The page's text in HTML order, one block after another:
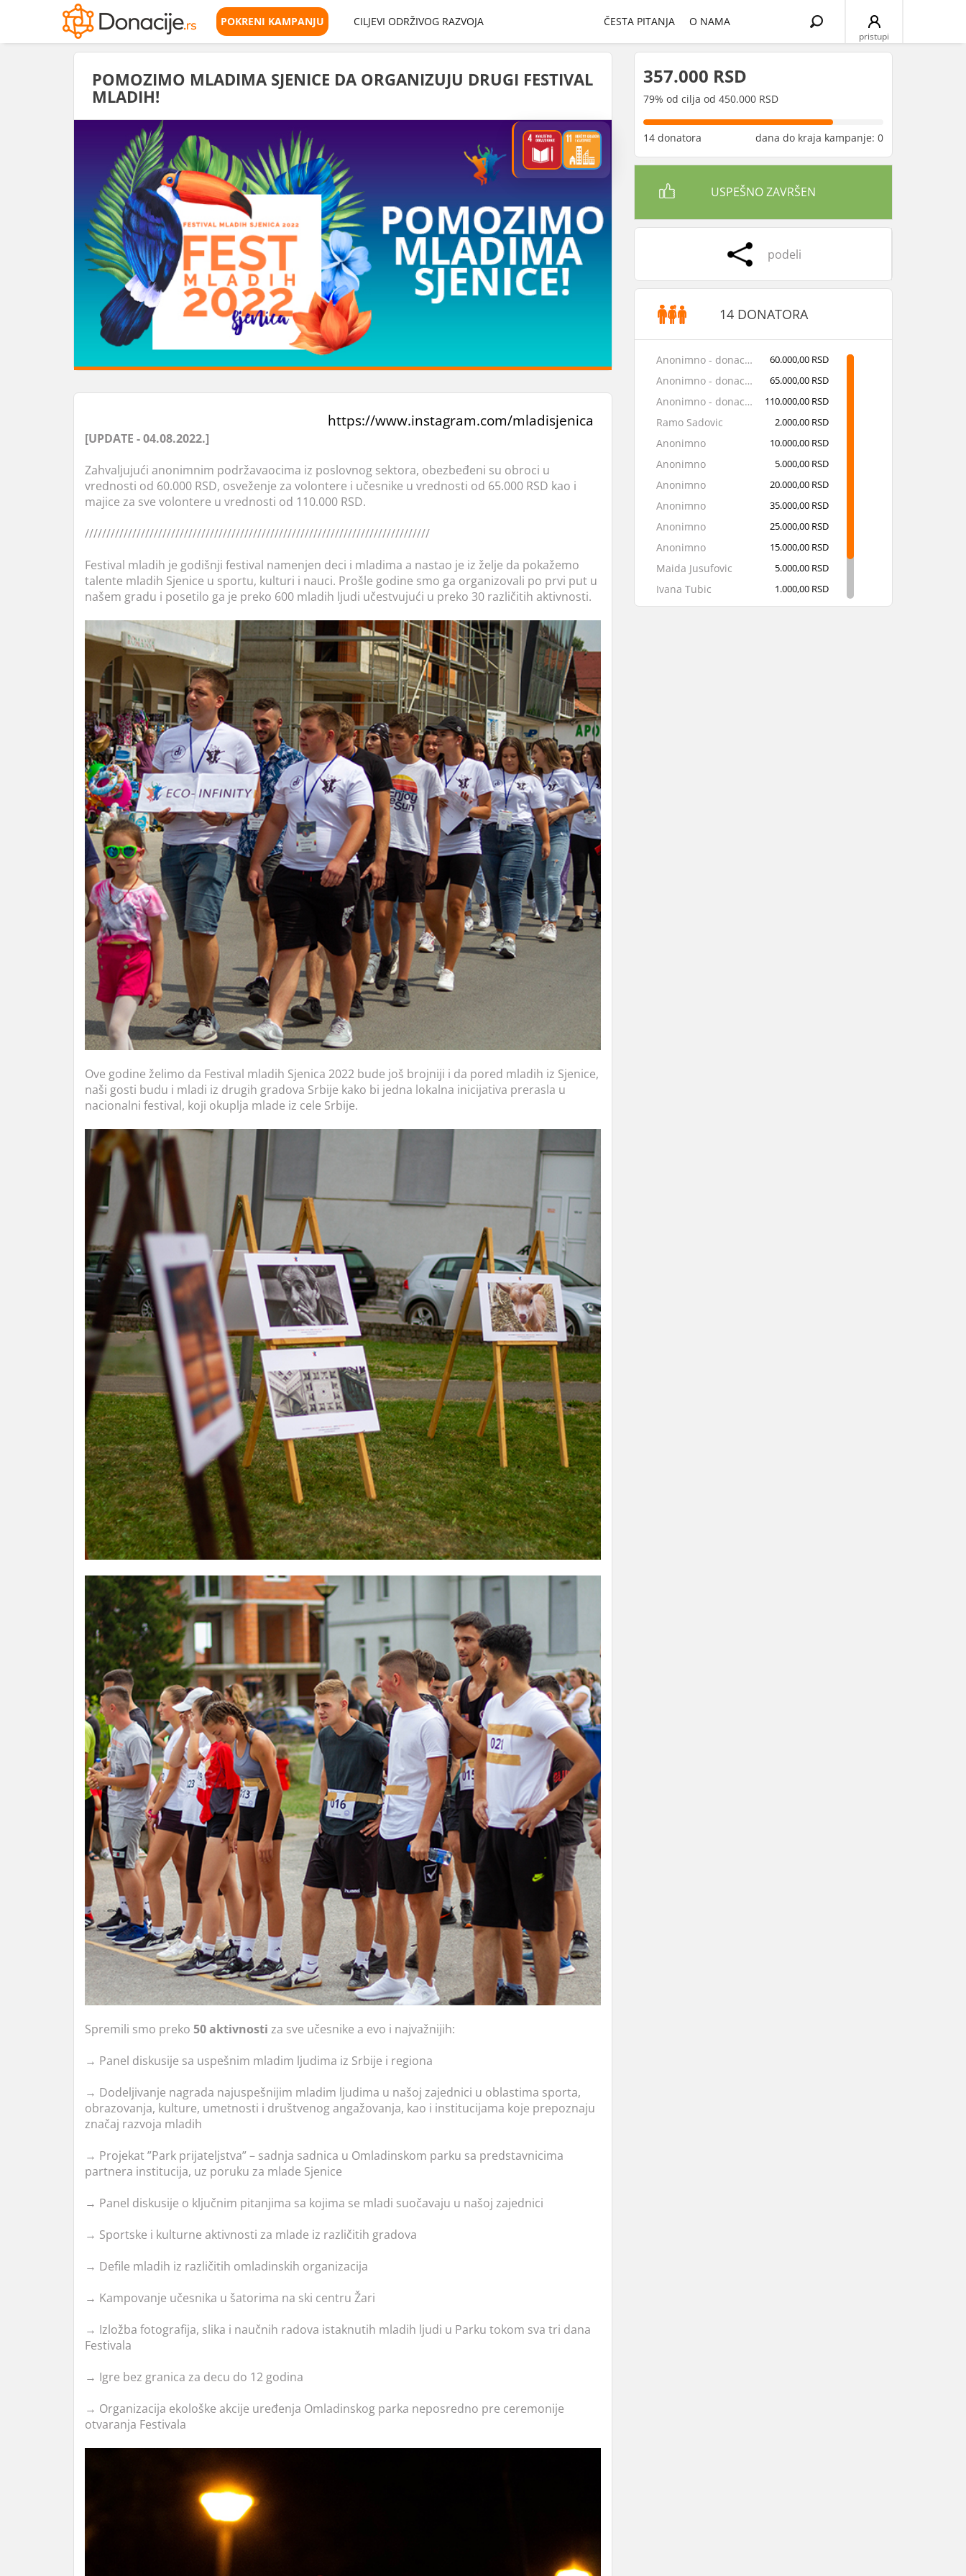
POKRENI KAMPANJU CILJEVI ODRŽIVOG RAZVOJA ČESTA PITANJA O NAMA
pristupi
Search
for:
POMOZIMO MLADIMA SJENICE DA ORGANIZUJU DRUGI FESTIVAL
MLADIH!
https://www.instagram.com/mladisjenica
[UPDATE - 04.08.2022.]
Zahvaljujući anonimnim podržavaocima iz poslovnog sektora, obezbeđeni su obroci u
vrednosti od 60.000 RSD, osveženje za volontere i učesnike u vrednosti od 65.000 RSD kao i
majice za sve volontere u vrednosti od 110.000 RSD.
////////////////////////////////////////////////////////////////////////////////
Festival mladih je godišnji festival namenjen deci i mladima a nastao je iz želje da pokažemo
talente mladih Sjenice u sportu, kulturi i nauci. Prošle godine smo ga organizovali po prvi put u
našem gradu i posetilo ga je preko 600 mladih ljudi učestvujući u preko 30 različitih aktivnosti.
Ove godine želimo da Festival mladih Sjenica 2022 bude još brojniji i da pored mladih iz Sjenice,
naši gosti budu i mladi iz drugih gradova Srbije kako bi jedna lokalna inicijativa prerasla u
nacionalni festival, koji okuplja mlade iz cele Srbije.
Spremili smo preko 50 aktivnosti za sve učesnike a evo i najvažnijih:
→ Panel diskusije sa uspešnim mladim ljudima iz Srbije i regiona
→ Dodeljivanje nagrada najuspešnijim mladim ljudima u našoj zajednici u oblastima sporta,
obrazovanja, kulture, umetnosti i društvenog angažovanja, kao i institucijama koje prepoznaju
značaj razvoja mladih
→ Projekat ”Park prijateljstva” – sadnja sadnica u Omladinskom parku sa predstavnicima
partnera institucija, uz poruku za mlade Sjenice
→ Panel diskusije o ključnim pitanjima sa kojima se mladi suočavaju u našoj zajednici
→ Sportske i kulturne aktivnosti za mlade iz različitih gradova
→ Defile mladih iz različitih omladinskih organizacija
→ Kampovanje učesnika u šatorima na ski centru Žari
→ Izložba fotografija, slika i naučnih radova istaknutih mladih ljudi u Parku tokom sva tri dana
Festivala
→ Igre bez granica za decu do 12 godina
→ Organizacija ekološke akcije uređenja Omladinskog parka neposredno pre ceremonije
otvaranja Festivala
357.000 RSD
79% od cilja od 450.000 RSD
14 donatora dana do kraja kampanje: 0
USPEŠNO ZAVRŠEN
podeli
14 DONATORA
Anonimno - donacija u robi 60.000,00 RSD
Anonimno - donacija u robi 65.000,00 RSD
Anonimno - donacija u robi 110.000,00 RSD
Ramo Sadovic 2.000,00 RSD
Anonimno 10.000,00 RSD
Anonimno 5.000,00 RSD
Anonimno 20.000,00 RSD
Anonimno 35.000,00 RSD
Anonimno 25.000,00 RSD
Anonimno 15.000,00 RSD
Maida Jusufovic 5.000,00 RSD
Ivana Tubic 1.000,00 RSD
Anonimno 1.000,00 RSD